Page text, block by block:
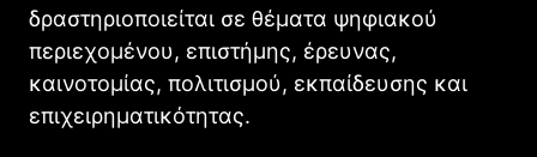
δραστηριοποιείται σε θέματα ψηφιακού
περιεχομένου, επιστήμης, έρευνας,
καινοτομίας, πολιτισμού, εκπαίδευσης και
επιχειρηματικότητας.